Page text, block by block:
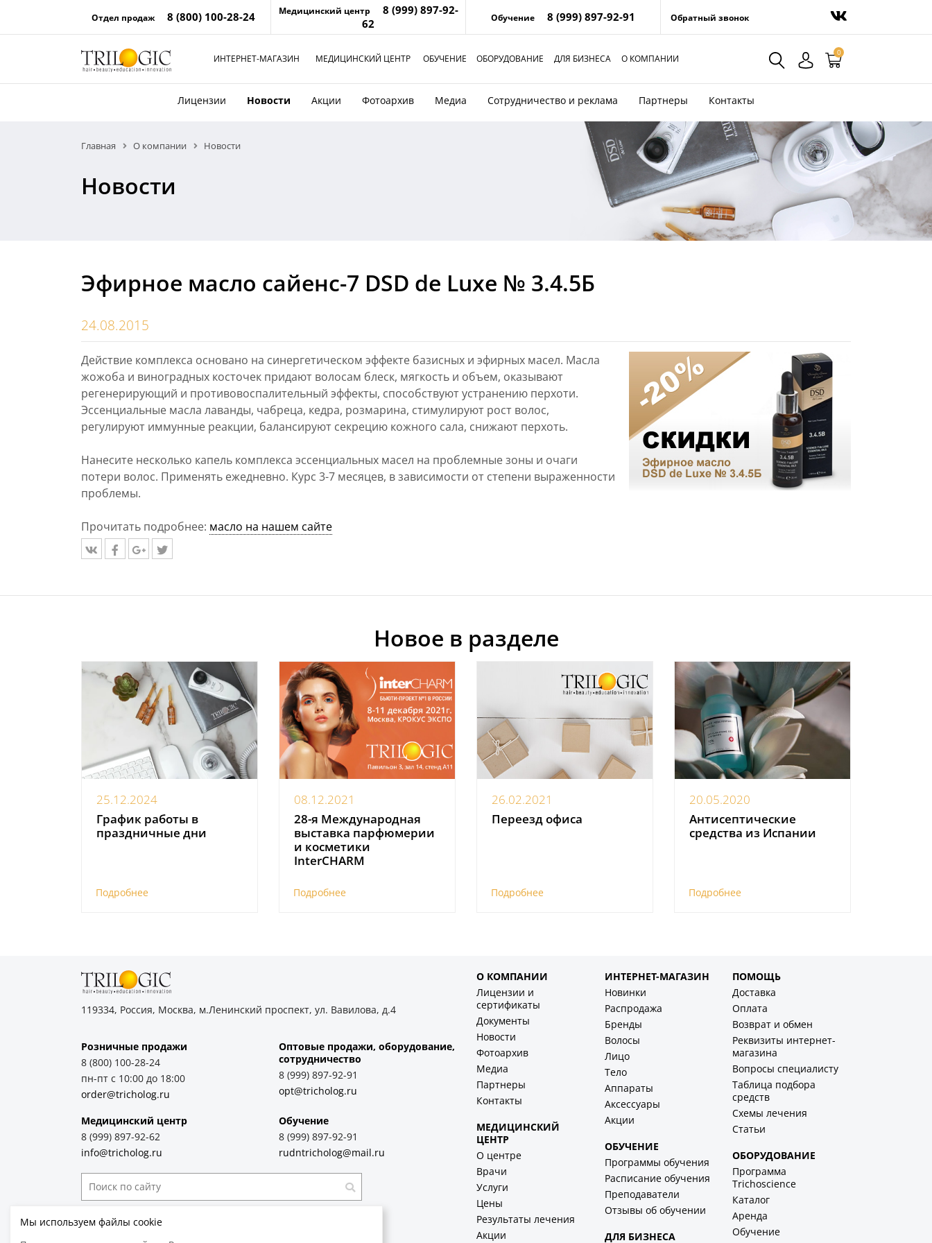
Отдел продаж 8 (800) 100-28-24 Медицинский центр
8 (999) 897-92-
62
Обучение 8 (999) 897-92-91 Обратный звонок
0
ИНТЕРНЕТ-МАГАЗИН МЕДИЦИНСКИЙ ЦЕНТР ОБУЧЕНИЕ ОБОРУДОВАНИЕ ДЛЯ БИЗНЕСА О КОМПАНИИ
Лицензии Новости Акции Фотоархив Медиа Сотрудничество и реклама Партнеры Контакты
Главная О компании Новости
Новости
Эфирное масло сайенс-7 DSD de Luxe № 3.4.5Б
24.08.2015
Действие комплекса основано на синергетическом эффекте базисных и эфирных масел. Масла
жожоба и виноградных косточек придают волосам блеск, мягкость и объем, оказывают
регенерирующий и противовоспалительный эффекты, способствуют устранению перхоти.
Эссенциальные масла лаванды, чабреца, кедра, розмарина, стимулируют рост волос,
регулируют иммунные реакции, балансируют секрецию кожного сала, снижают перхоть.
Нанесите несколько капель комплекса эссенциальных масел на проблемные зоны и очаги
потери волос. Применять ежедневно. Курс 3-7 месяцев, в зависимости от степени выраженности
проблемы.
Прочитать подробнее: масло на нашем сайте
Новое в разделе
25.12.2024
График работы в
праздничные дни
Подробнее
08.12.2021
28-я Международная
выставка парфюмерии
и косметики
InterCHARM
Подробнее
26.02.2021
Переезд офиса
Подробнее
20.05.2020
Антисептические
средства из Испании
Подробнее
119334, Россия, Москва, м.Ленинский проспект, ул. Вавилова, д.4
Розничные продажи
8 (800) 100-28-24
пн-пт с 10:00 до 18:00
order@tricholog.ru
Оптовые продажи, оборудование,
cотрудничество
8 (999) 897-92-91
opt@tricholog.ru
Медицинский центр
8 (999) 897-92-62
info@tricholog.ru
Обучение
8 (999) 897-92-91
rudntricholog@mail.ru
Принимаем к оплате
О КОМПАНИИ
Лицензии и
сертификаты
Документы
Новости
Фотоархив
Медиа
Партнеры
Контакты
МЕДИЦИНСКИЙ
ЦЕНТР
О центре
Врачи
Услуги
Цены
Результаты лечения
Акции
ИНТЕРНЕТ-МАГАЗИН
Новинки
Распродажа
Бренды
Волосы
Лицо
Тело
Аппараты
Аксессуары
Акции
ОБУЧЕНИЕ
Программы обучения
Расписание обучения
Преподаватели
Отзывы об обучении
ДЛЯ БИЗНЕСА
ПОМОЩЬ
Доставка
Оплата
Возврат и обмен
Реквизиты интернет-
магазина
Вопросы специалисту
Таблица подбора
средств
Схемы лечения
Статьи
ОБОРУДОВАНИЕ
Программа
Trichoscience
Каталог
Аренда
Обучение
Мы используем файлы cookie